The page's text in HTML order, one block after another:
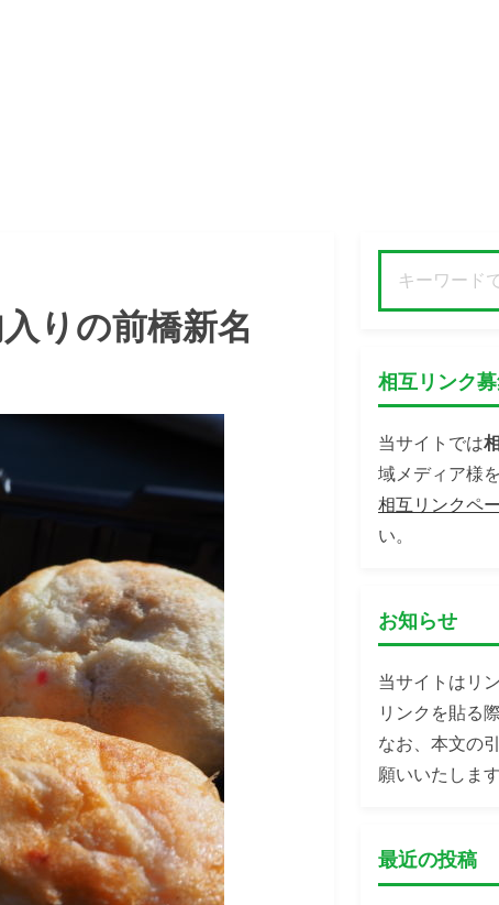
りの前橋新名
相互リンク
当サイトでは
域メディア様
相互リンクペ
い。
お知らせ
当サイトはリ
リンクを貼る
なお、本文の
願いいたします
最近の投稿